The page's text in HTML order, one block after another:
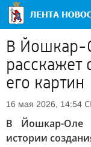
В Йошкар-
расскажет
его картин
16 мая 2026, 14:54
В Йошкар-Оле
истории